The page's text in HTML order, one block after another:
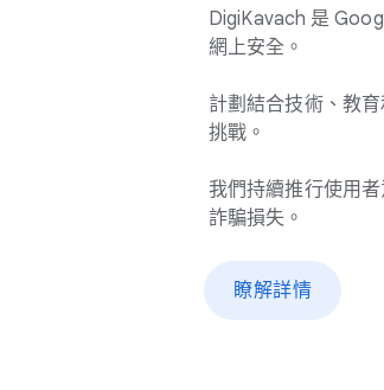
DigiKavach 是
網上​安全。
計劃​結合​技術、​教
挑戰。
我們​持續​推行​使用​
詐騙​損失。
瞭解​詳情